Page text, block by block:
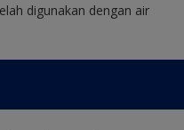
digunakan dengan air